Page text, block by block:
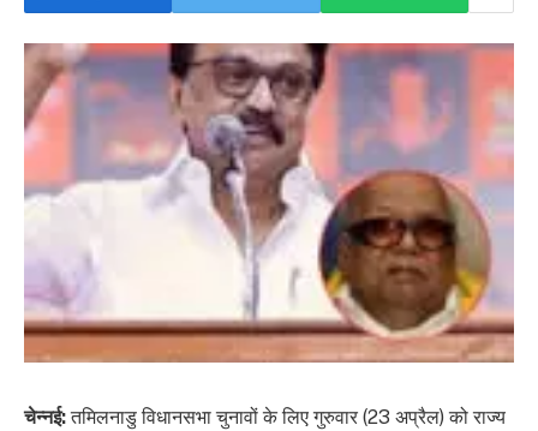
चेन्नई:तमिलनाडु विधानसभा चुनावों के लिए गुरुवार (23 अप्रैल) को राज्य